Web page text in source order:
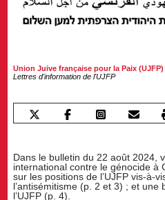
Union Juive française pour la Paix (UJFP)
Lettres d'information de l'UJFP
Dans le bulletin du 22 août 2024,
international contre le génocide à
sur les positions de l’UJFP vis-à-
l’antisémitisme (p. 2 et 3) ; et une
l’UJFP (p. 4).